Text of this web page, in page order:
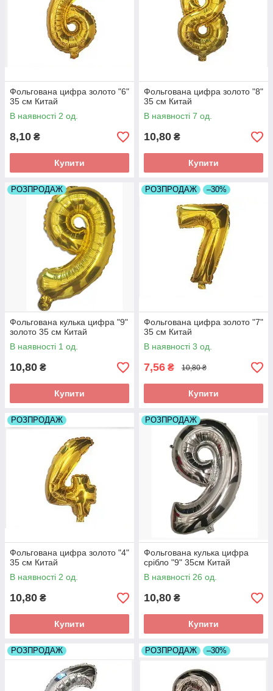
Фольгована цифра золото "6"
35 см Китай
В наявності 2 од.
8,10 ₴
Купити
Фольгована цифра золото "8"
35 см Китай
В наявності 7 од.
10,80 ₴
Купити
РОЗПРОДАЖ
Фольгована кулька цифра "9"
золото 35 см Китай
В наявності 1 од.
10,80 ₴
Купити
РОЗПРОДАЖ –30%
Фольгована цифра золото "7"
35 см Китай
В наявності 3 од.
7,56 ₴ 10,80 ₴
Купити
РОЗПРОДАЖ
Фольгована цифра золото "4"
35 см Китай
В наявності 2 од.
10,80 ₴
Купити
РОЗПРОДАЖ
Фольгована кулька цифра
срібло "9" 35см Китай
В наявності 26 од.
10,80 ₴
Купити
РОЗПРОДАЖ РОЗПРОДАЖ –30%